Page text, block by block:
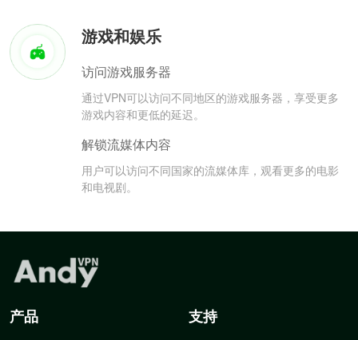
游戏和娱乐
访问游戏服务器
通过VPN可以访问不同地区的游戏服务器，享受更多
游戏内容和更低的延迟。
解锁流媒体内容
用户可以访问不同国家的流媒体库，观看更多的电影
和电视剧。
产品 支持